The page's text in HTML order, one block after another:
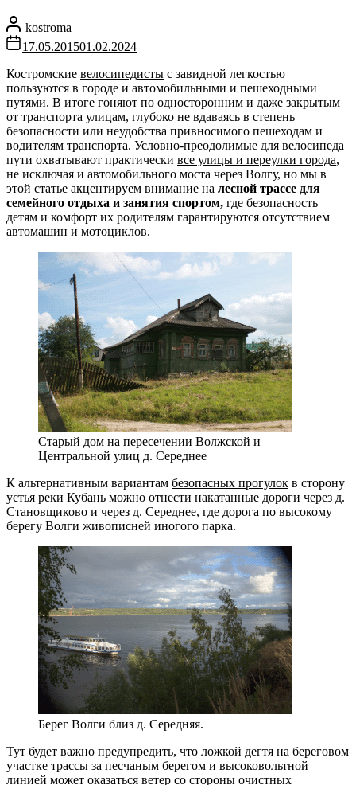
kostroma
17.05.201501.02.2024
Костромские велосипедисты с завидной легкостью
пользуются в городе и автомобильными и пешеходными
путями. В итоге гоняют по односторонним и даже закрытым
от транспорта улицам, глубоко не вдаваясь в степень
безопасности или неудобства привносимого пешеходам и
водителям транспорта. Условно-преодолимые для велосипеда
пути охватывают практически все улицы и переулки города,
не исключая и автомобильного моста через Волгу, но мы в
этой статье акцентируем внимание на лесной трассе для
семейного отдыха и занятия спортом, где безопасность
детям и комфорт их родителям гарантируются отсутствием
автомашин и мотоциклов.
Старый дом на пересечении Волжской и
Центральной улиц д. Середнее
К альтернативным вариантам безопасных прогулок в сторону
устья реки Кубань можно отнести накатанные дороги через д.
Становщиково и через д. Середнее, где дорога по высокому
берегу Волги живописней иногого парка.
Берег Волги близ д. Середняя.
Тут будет важно предупредить, что ложкой дегтя на береговом
участке трассы за песчаным берегом и высоковольтной
линией может оказаться ветер со стороны очистных